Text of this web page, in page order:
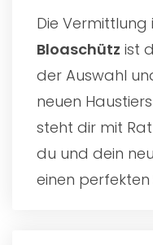
Die Vermittlung
Bloaschütz ist
der Auswahl
neuen
steht dir mit
du und dein
einen